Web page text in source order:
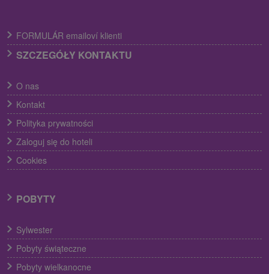
FORMULÁR emailoví klienti
SZCZEGÓŁY KONTAKTU
O nas
Kontakt
Polityka prywatności
Zaloguj się do hoteli
Cookies
POBYTY
Sylwester
Pobyty świąteczne
Pobyty wielkanocne